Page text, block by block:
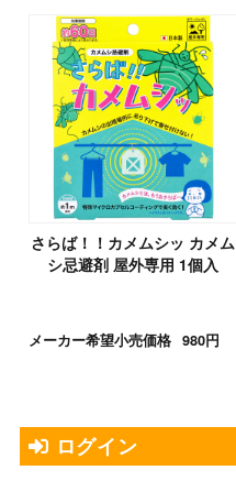
さらば！！カメムシッ カメム
シ忌避剤 屋外専用 1個入
メーカー希望小売価格 980円
ログイン